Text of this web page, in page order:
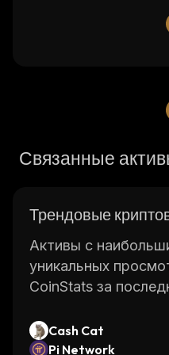
Связанные
Трендовые
Активы с
уникальных
CoinStats за
Cash Cat
Pi Network